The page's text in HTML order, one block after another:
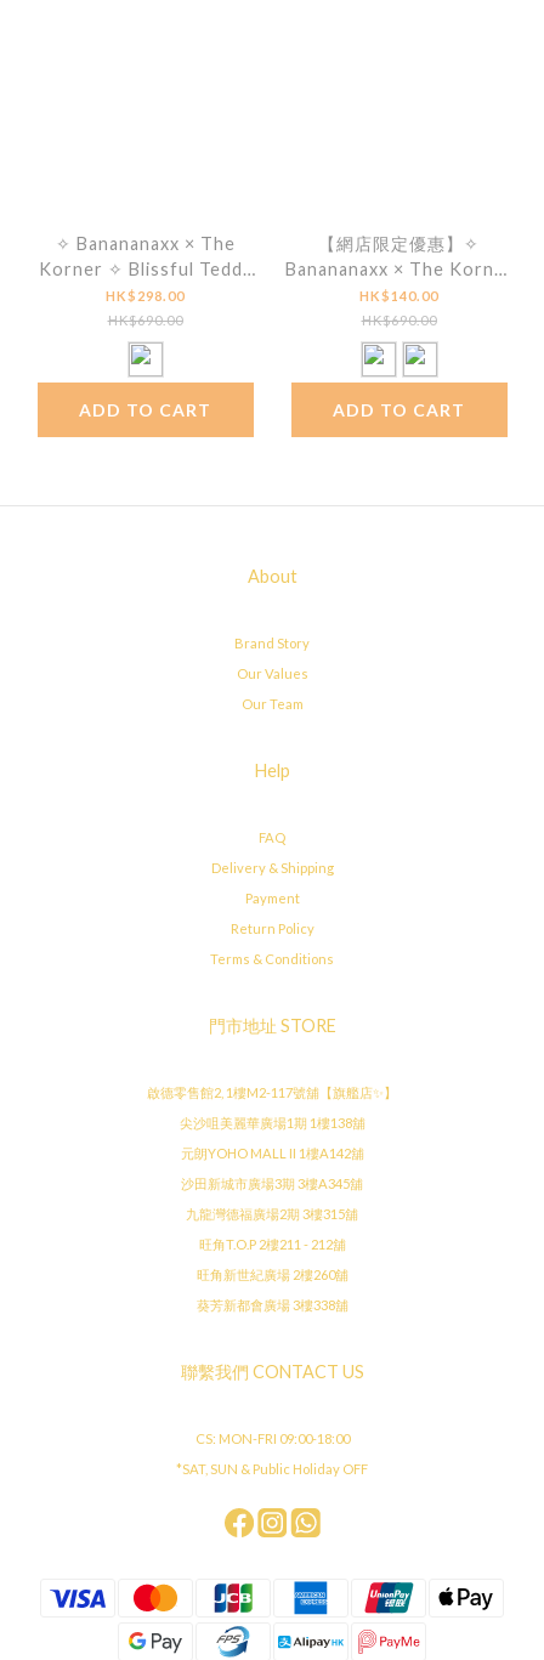
✧ Banananaxx × The
Korner ✧ Blissful Teddy
Sneakers
HK$298.00
HK$690.00
ADD TO CART
【網店限定優惠】✧
Banananaxx × The Korner
✧ Blissful Knit Boots
HK$140.00
HK$690.00
ADD TO CART
About
Brand Story
Our Values
Our Team
Help
FAQ
Delivery & Shipping
Payment
Return Policy
Terms & Conditions
門市地址 STORE
啟德零售館2, 1樓M2-117號舖【旗艦店✨】
尖沙咀美麗華廣場1期 1樓138舖
元朗YOHO MALL II 1樓A142舖
沙田新城市廣場3期 3樓A345舖
九龍灣德福廣場2期 3樓315舖
旺角T.O.P 2樓211 - 212舖
旺角新世紀廣場 2樓260舖
葵芳新都會廣場 3樓338舖
聯繫我們 CONTACT US
CS: MON-FRI 09:00-18:00
*SAT, SUN & Public Holiday OFF